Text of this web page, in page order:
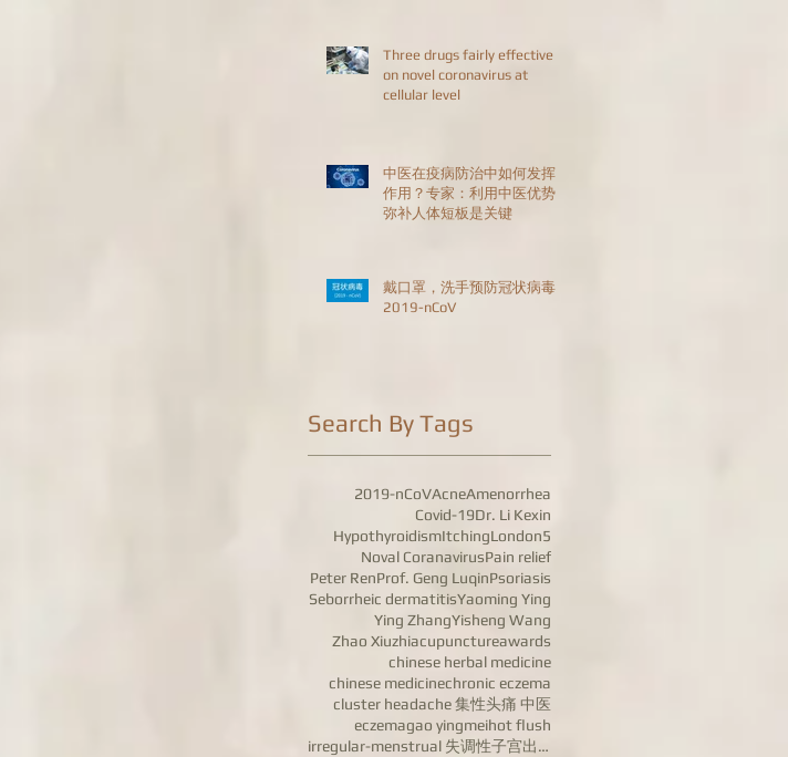
Three drugs fairly effective
on novel coronavirus at
cellular level
中医在疫病防治中如何发挥
作用？专家：利用中医优势
弥补人体短板是关键
戴口罩，洗手预防冠状病毒
2019-nCoV
Search By Tags
2019-nCoVAcneAmenorrhea
Covid-19Dr. Li Kexin
HypothyroidismItchingLondon5
Noval CoranavirusPain relief
Peter RenProf. Geng LuqinPsoriasis
Seborrheic dermatitisYaoming Ying
Ying ZhangYisheng Wang
Zhao Xiuzhiacupunctureawards
chinese herbal medicine
chinese medicinechronic eczema
cluster headache 集性头痛 中医
eczemagao yingmeihot flush
irregular-menstrual 失调性子宫出血病 dysfunctional uterine